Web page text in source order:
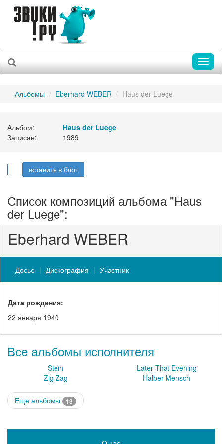
Альбомы Eberhard WEBER Haus der Luege
Альбом:
Haus der Luege
Записан:
1989
вставить в блог
Список композиций альбома "Haus
der Luege":
Eberhard WEBER
Досье Дискография Участник
Дата рождения:
22 января 1940
Все альбомы исполнителя
Stein
Later That Evening
Zig Zag
Halber Mensch
Еще альбомы 13